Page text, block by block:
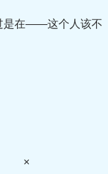
在——这个人该不